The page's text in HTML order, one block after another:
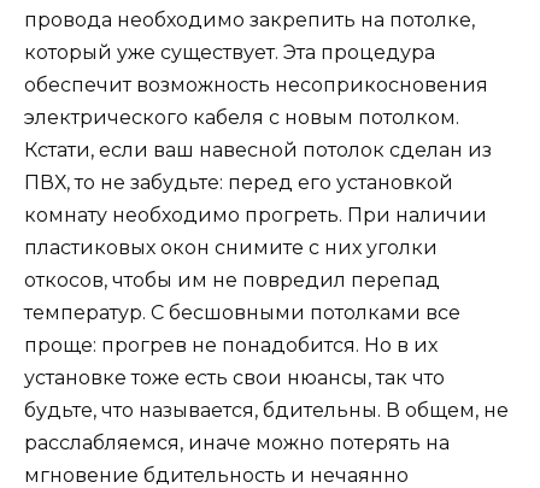
провода необходимо закрепить на потолке,
который уже существует. Эта процедура
обеспечит возможность несоприкосновения
электрического кабеля с новым потолком.
Кстати, если ваш навесной потолок сделан из
ПВХ, то не забудьте: перед его установкой
комнату необходимо прогреть. При наличии
пластиковых окон снимите с них уголки
откосов, чтобы им не повредил перепад
температур. С бесшовными потолками все
проще: прогрев не понадобится. Но в их
установке тоже есть свои нюансы, так что
будьте, что называется, бдительны. В общем, не
расслабляемся, иначе можно потерять на
мгновение бдительность и нечаянно